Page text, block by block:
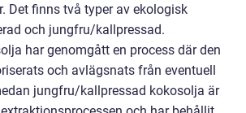
Det finns två typer av ekologisk
och jungfru/kallpressad.
har genomgått en process där den
och avlägsnats från eventuell
jungfru/kallpressad kokosolja är